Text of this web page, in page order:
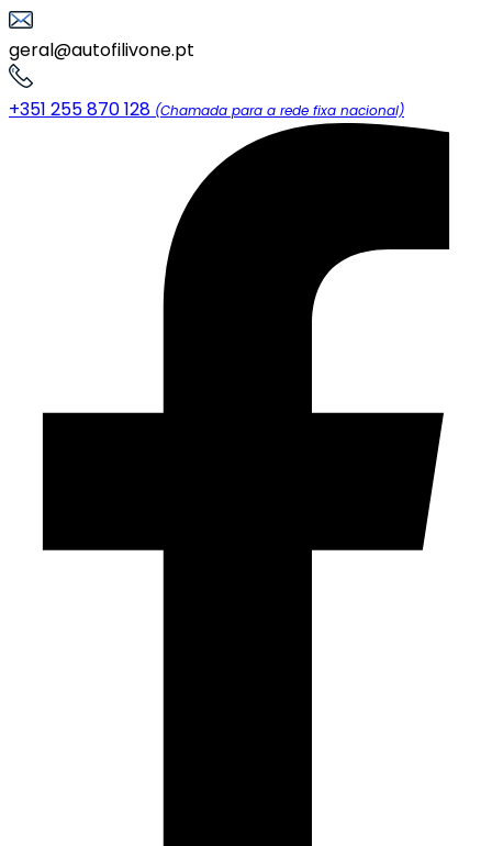
geral@autofilivone.pt
+351 255 870 128 (Chamada para a rede fixa nacional)